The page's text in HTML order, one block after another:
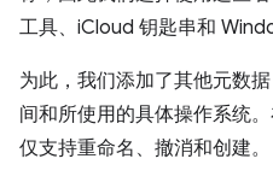
工具、iCloud 钥匙串和
为此，我们添加了其他元数
间和所使用的具体操作系统
仅支持重命名、撤消和创建。